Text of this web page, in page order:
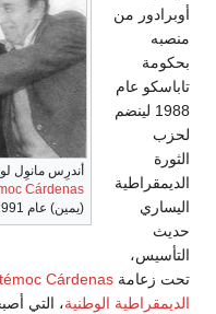
أندرِس مانوِل
Cárdenas
(يمين) عام 1991.
أوبرادور من
منصبه
بحكومة
تاباسكو عام
1988 لينضم
لحزب
الثورة
الديمقراطية
اليساري
حديث
التأسيس،
تحت زعامة Cárdenas
الديمقراطية الوطنية، التي